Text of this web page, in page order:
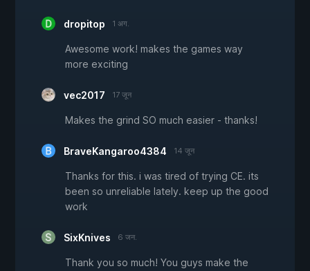
dropitop 1 अग.
Awesome work! makes the games way
more exciting
vec2017 17 जून
Makes the grind SO much easier - thanks!
BraveKangaroo4384 14 जून
Thanks for this. i was tired of trying CE. its
been so unreliable lately. keep up the good
work
SixKnives 6 जन.
Thank you so much! You guys make the